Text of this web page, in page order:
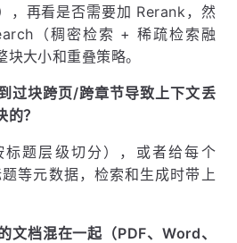
，再看是否需要加 Rerank，然
（稠密检索 + 稀疏检索融
大小和重叠策略。
过块跨页/跨章节导致上下文丢
？
标题层级切分），或者给每个
等元数据，检索和生成时带上
文档混在一起（PDF、Word、